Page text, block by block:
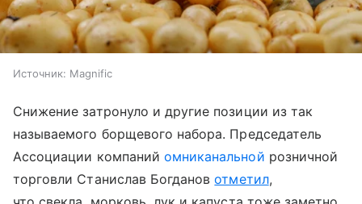
Источник: Magnific
Снижение затронуло и другие позиции из так
называемого борщевого набора. Председатель
Ассоциации компаний омниканальной розничной
торговли Станислав Богдановотметил,